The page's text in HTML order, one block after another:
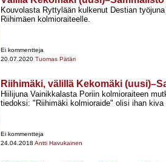
Kouvolasta Ryttylään kulkenut Destian
Riihimäen kolmioraiteelle.
Ei kommentteja
20.07.2020 Tuomas Pätäri
Riihimäki, välillä Kekomäki
Hiilijuna Vainikkalasta Poriin kolmioraiteen
tiedoksi: "Riihimäki kolmioraide" olisi ihan
Ei kommentteja
24.04.2018 Antti Havukainen